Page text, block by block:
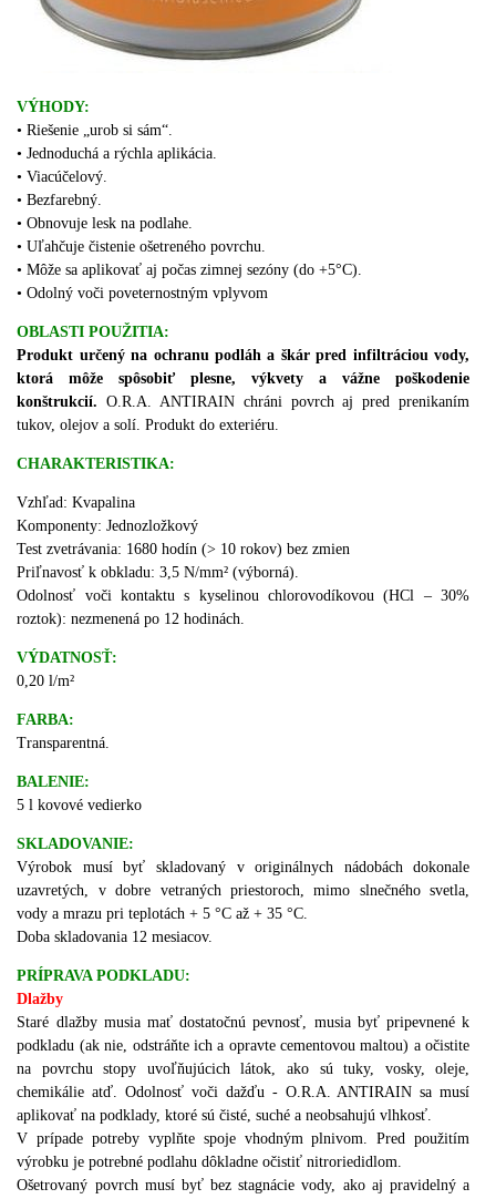
VÝHODY:
•Riešenie „urob si sám“.
•Jednoduchá a rýchla aplikácia.
•Viacúčelový.
• Bezfarebný.
• Obnovuje lesk na podlahe.
•Uľahčuje čistenie ošetreného povrchu.
•Môže sa aplikovať aj počas zimnej sezóny (do +5°C).
•Odolný voči poveternostným vplyvom
OBLASTI POUŽITIA:
Produkt určený na ochranu podláh a škár pred infiltráciou vody,
ktorá môže spôsobiť plesne, výkvety a vážne poškodenie
konštrukcií.
O.R.A. ANTIRAIN chráni povrch aj pred prenikaním
tukov, olejov a solí. Produkt do exteriéru.
CHARAKTERISTIKA:
Vzhľad: Kvapalina
Komponenty:Jednozložkový
Test zvetrávania: 1680 hodín (> 10 rokov) bez zmien
Priľnavosť k obkladu: 3,5 N/mm² (výborná).
Odolnosť voči kontaktu s kyselinou chlorovodíkovou (HCl – 30%
roztok): nezmenená po 12 hodinách.
VÝDATNOSŤ:
0,20 l/m²
FARBA:
Transparentná.
BALENIE:
5 l kovové vedierko
SKLADOVANIE:
Výrobok musí byť skladovaný v originálnych nádobách dokonale
uzavretých, v dobre vetraných priestoroch, mimo slnečného svetla,
vody a mrazu pri teplotách + 5 °C až + 35 °C.
Doba skladovania 12 mesiacov.
PRÍPRAVA PODKLADU:
Dlažby
Staré dlažby musia mať dostatočnú pevnosť, musia byť pripevnené k
podkladu (ak nie, odstráňte ich a opravte cementovou maltou) a očistite
na povrchu stopy uvoľňujúcich látok, ako sú tuky, vosky, oleje,
chemikálie atď. Odolnosť voči dažďu - O.R.A. ANTIRAIN sa musí
aplikovať na podklady, ktoré sú čisté, suché a neobsahujú vlhkosť.
V prípade potreby vyplňte spoje vhodným plnivom.Pred použitím
výrobku je potrebné podlahu dôkladne očistiť nitroriedidlom.
Ošetrovaný povrch musí byť bez stagnácie vody, ako aj pravidelný a